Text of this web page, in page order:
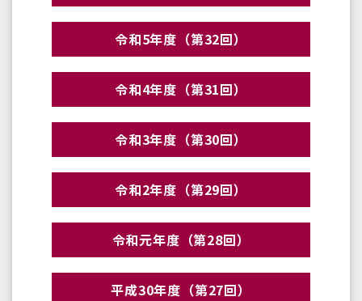
令和5年度（第32回）
令和4年度（第31回）
令和3年度（第30回）
令和2年度（第29回）
令和元年度（第28回）
平成30年度（第27回）